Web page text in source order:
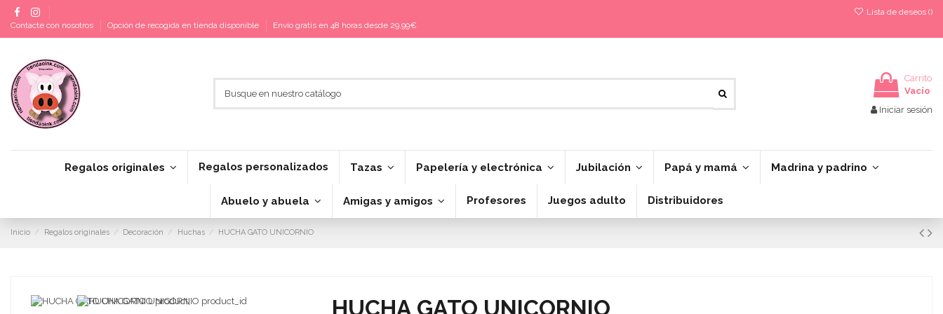
Contacte con nosotros Opción de recogida en tienda disponible Envío gratis en 48 horas desde 29,99€
Lista de deseos ()
Carrito
Vacío
Iniciar sesión
Regalos originales Regalos personalizados Tazas Papelería y electrónica Jubilación Papá y mamá Madrina y padrino
Abuelo y abuela Amigas y amigos Profesores Juegos adulto Distribuidores
Inicio Regalos originales Decoración Huchas HUCHA GATO UNICORNIO
HUCHA GATO UNICORNIO